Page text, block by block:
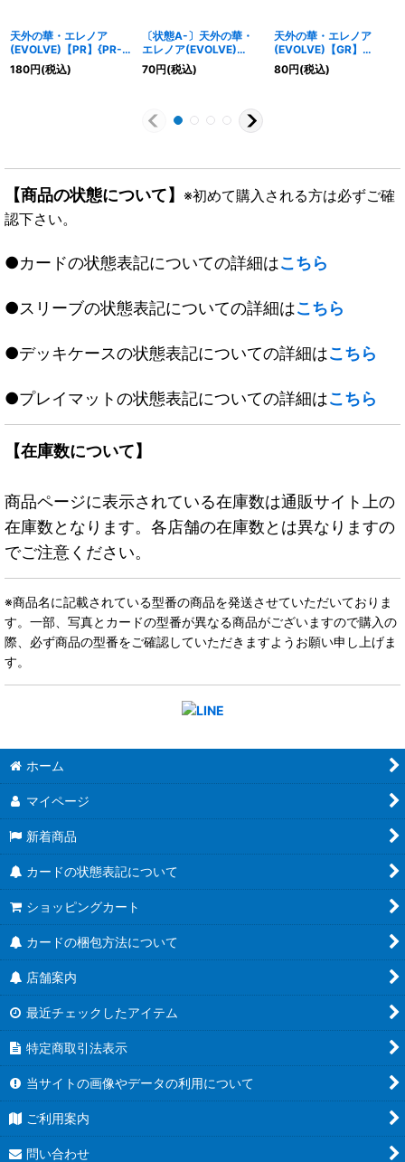
天外の華・エレノア
(EVOLVE)【PR】{PR-
217}《ウィッチ》
180円(税込)
〔状態A-〕天外の華・
エレノア(EVOLVE)
【GR】{BP07-040}
《ウィッチ》
70円(税込)
天外の華・エレノア
(EVOLVE)【GR】
{BP07-040}《ウィッ
チ》
80円(税込)
【商品の状態について】 ※初めて購入される方は必ずご確
認下さい。
●カードの状態表記についての詳細はこちら
●スリーブの状態表記についての詳細はこちら
●デッキケースの状態表記についての詳細はこちら
●プレイマットの状態表記についての詳細はこちら
【在庫数について】
商品ページに表示されている在庫数は通販サイト上の
在庫数となります。各店舗の在庫数とは異なりますの
でご注意ください。
※商品名に記載されている型番の商品を発送させていただいておりま
す。一部、写真とカードの型番が異なる商品がございますので購入の
際、必ず商品の型番をご確認していただきますようお願い申し上げま
す。
ホーム
マイページ
新着商品
カードの状態表記について
ショッピングカート
カードの梱包方法について
店舗案内
最近チェックしたアイテム
特定商取引法表示
当サイトの画像やデータの利用について
ご利用案内
問い合わせ